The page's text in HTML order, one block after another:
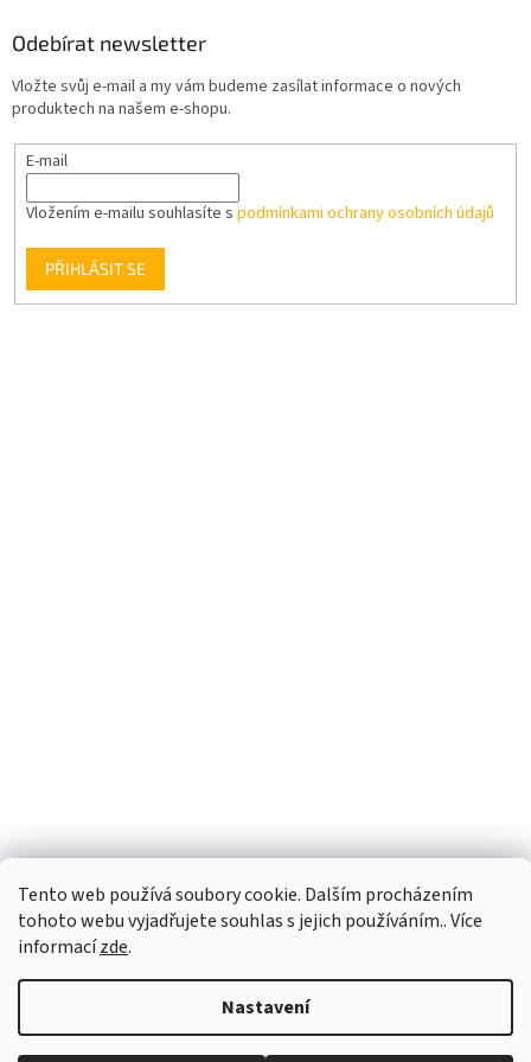
Tento web používá soubory cookie. Dalším procházením
tohoto webu vyjadřujete souhlas s jejich používáním.. Více
informacízde.
Nastavení
Odebírat newsletter
Vložte svůj e-mail a my vám budeme zasílat informace o nových
produktech na našem e-shopu.
E-mail
Vložením e-mailu souhlasíte s podmínkami ochrany osobních údajů
PŘIHLÁSIT SE